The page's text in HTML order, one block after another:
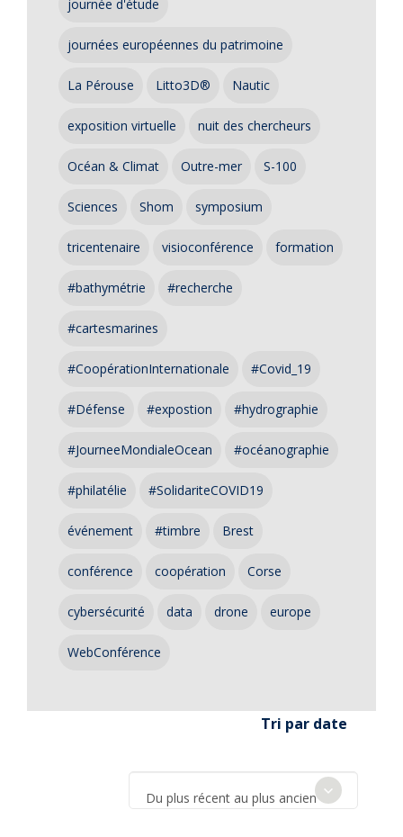
journée d'étude
journées européennes du patrimoine
La Pérouse Litto3D® Nautic
exposition virtuelle nuit des chercheurs
Océan & Climat Outre-mer S-100
Sciences Shom symposium
tricentenaire visioconférence formation
#bathymétrie #recherche
#cartesmarines
#CoopérationInternationale #Covid_19
#Défense #expostion #hydrographie
#JourneeMondialeOcean #océanographie
#philatélie #SolidariteCOVID19
événement #timbre Brest
conférence coopération Corse
cybersécurité data drone europe
WebConférence
Tri par date
Du plus récent au plus ancien